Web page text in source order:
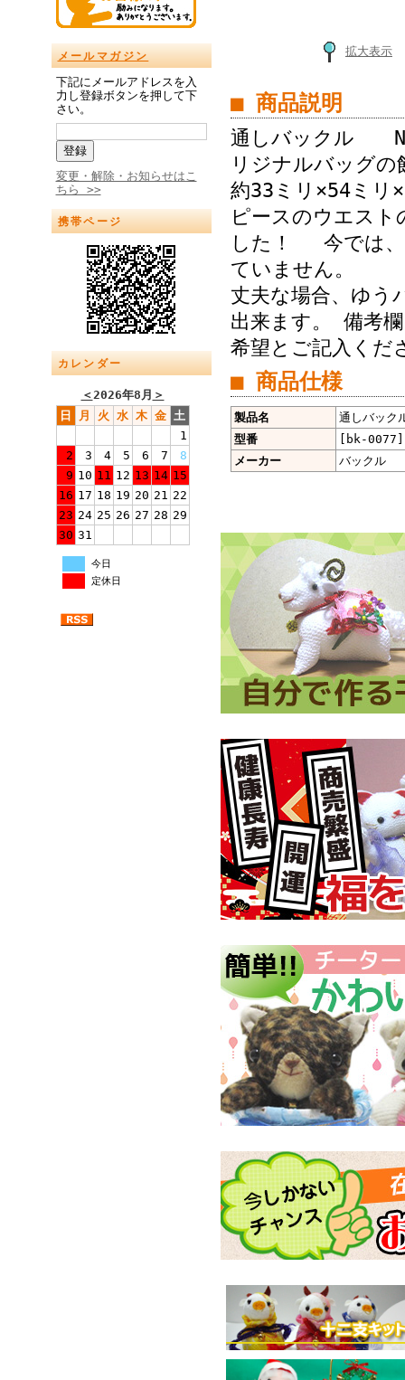
メールマガジン
下記にメールアドレスを入
力し登録ボタンを押して下
さい。
変更・解除・お知らせはこ
ちら >>
携帯ページ
カレンダー
＜2026年8月 ＞
日
月 火 水 木 金 土
1
2
3 4 5 6 7
8
9 10 11 12 13 14 15
16 17 18 19 20 21 22
23 24 25 26 27 28 29
30 31
今日
定休日
拡大表示
■ 商品説明
通しバックル
リジナルバッグ
約33ミリ×54ミ
ピースのウエス
した！ 今では、
ていません。
丈夫な場合、ゆ
出来ます。 備考
希望とご記入くだ
■ 商品仕様
製品名
通しバッ
型番
[bk-0077]
メーカー
バックル